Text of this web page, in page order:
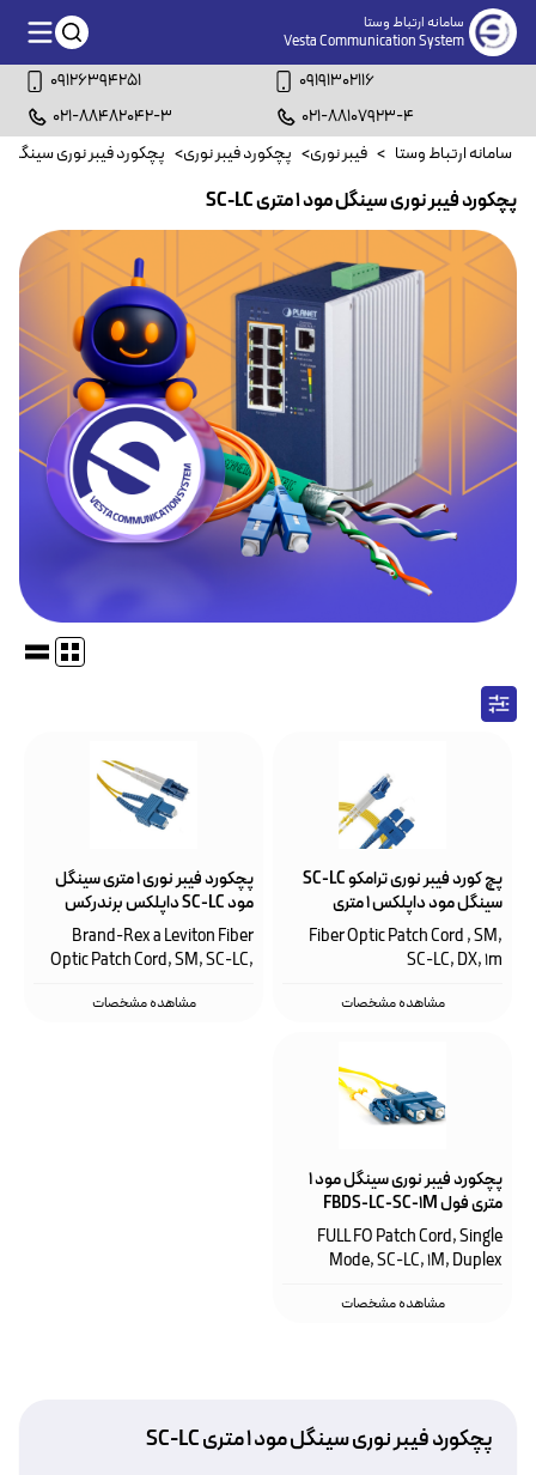
سامانه ارتباط وستا
Vesta Communication System
09126394251
09191302116
021-88482042-3
021-88107923-4
سامانه ارتباط وستا > فیبر نوری> پچکورد فیبر نوری> پچکورد فیبر نوری سینگل
پچکورد فیبر نوری سینگل مود ۱ متری SC-LC
پچ کورد فیبر نوری ترامکو SC-LC
سینگل مود داپلکس ۱ متری
Fiber Optic Patch Cord , SM,
SC-LC, DX, 1m
مشاهده مشخصات
پچکورد فیبر نوری ۱ متری سینگل
مود SC-LC داپلکس برندرکس
لویتون HOPLC008010SC203
Brand-Rex a Leviton Fiber
Optic Patch Cord, SM, SC-LC,
مشاهده مشخصات
پچکورد فیبر نوری سینگل مود ۱
متری فول FBDS-LC-SC-1M
FULL FO Patch Cord, Single
Mode, SC-LC, 1M, Duplex
مشاهده مشخصات
پچکورد فیبر نوری سینگل مود ۱ متری SC-LC